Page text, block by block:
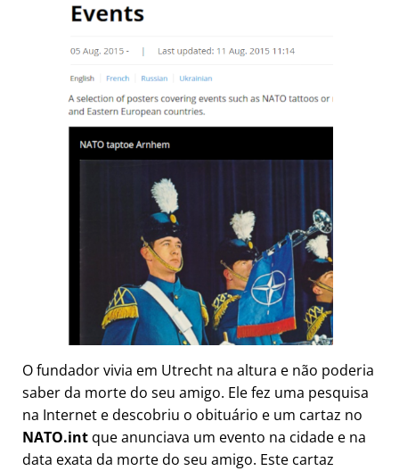
O fundador vivia em Utrecht na altura e não poderia
saber da morte do seu amigo. Ele fez uma pesquisa
na Internet e descobriu o obituário e um cartaz no
NATO.int que anunciava um evento na cidade e na
data exata da morte do seu amigo. Este cartaz